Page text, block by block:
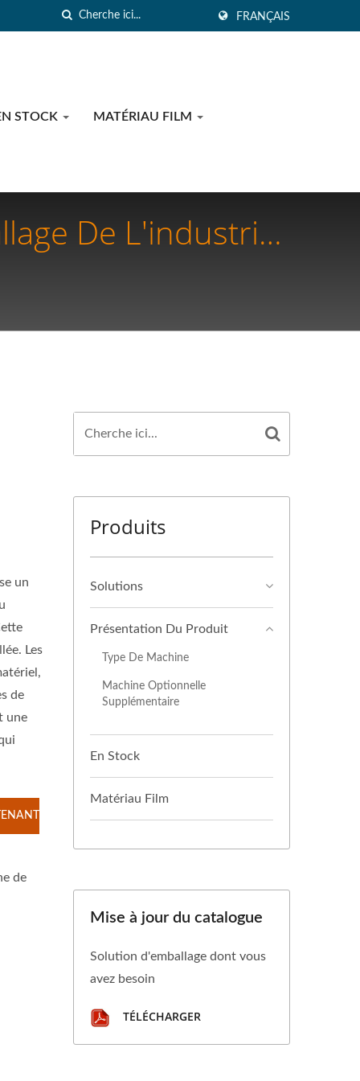
FRANÇAIS
STOCK MATÉRIAU FILM
De L'industrie
L'emballage
un
Les
de
une
de
Produits
Solutions
Présentation Du Produit
Type De Machine
Machine Optionnelle
Supplémentaire
En Stock
Matériau Film
Mise à jour du catalogue
Solution d'emballage dont vous
avez besoin
TÉLÉCHARGER